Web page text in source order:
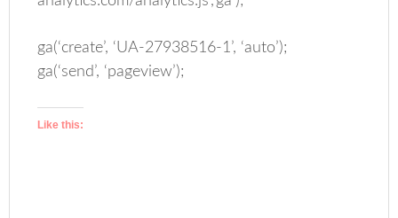
ga(‘create’, ‘UA-27938516-1’, ‘auto’);
ga(‘send’, ‘pageview’);
Like this: